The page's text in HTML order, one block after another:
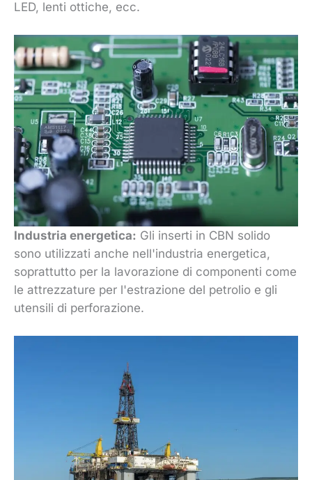
LED, lenti ottiche, ecc.
Industria energetica: Gli inserti in CBN solido
sono utilizzati anche nell'industria energetica,
soprattutto per la lavorazione di componenti come
le attrezzature per l'estrazione del petrolio e gli
utensili di perforazione.